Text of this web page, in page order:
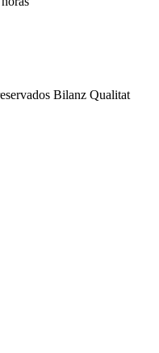
Bilanz Qualitat